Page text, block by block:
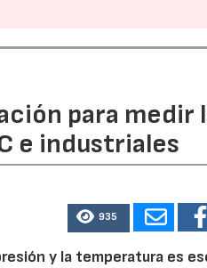
para medir
e industriales
935
y la temperatura es